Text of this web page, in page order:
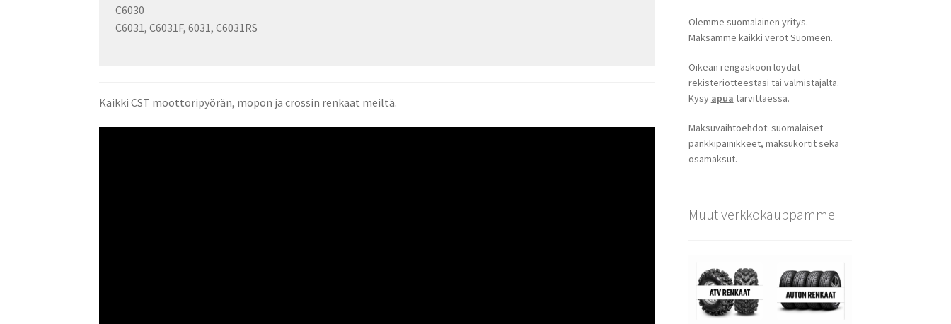
C6030
C6031, C6031F, 6031, C6031RS
Kaikki CST moottoripyörän, mopon ja crossin renkaat meiltä.
Olemme suomalainen yritys.
Maksamme kaikki verot Suomeen.
Oikean rengaskoon löydät
rekisteriotteestasi tai valmistajalta.
Kysy apua tarvittaessa.
Maksuvaihtoehdot: suomalaiset
pankkipainikkeet, maksukortit sekä
osamaksut.
Muut verkkokauppamme